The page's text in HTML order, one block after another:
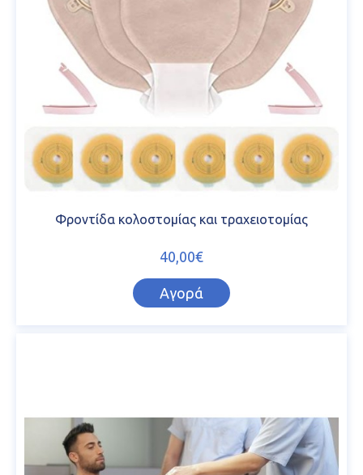
Φροντίδα κολοστομίας και τραχειοτομίας
40,00€
Αγορά